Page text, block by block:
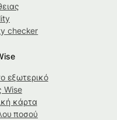
checker
εξωτερικό
Wise
κάρτα
ποσού